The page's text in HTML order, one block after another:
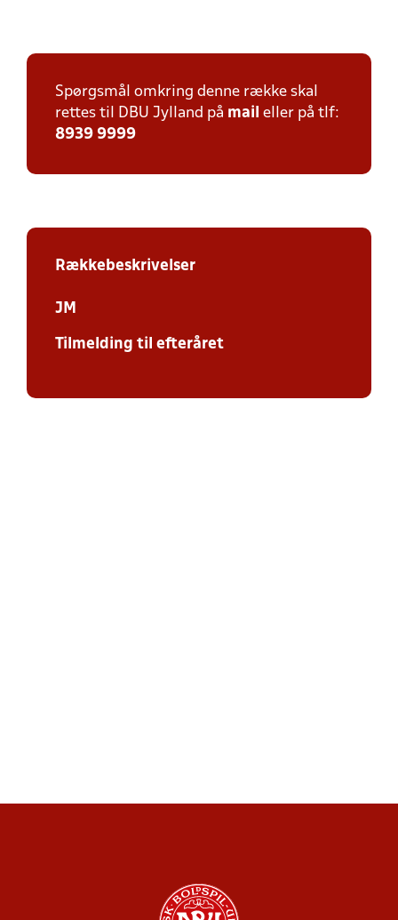
Spørgsmål omkring denne række skal
rettes til DBU Jylland på mail eller på tlf:
8939 9999
Rækkebeskrivelser
JM
Tilmelding til efteråret